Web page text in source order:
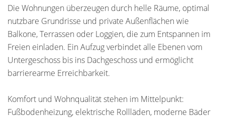
Die Wohnungen überzeugen durch helle Räume, optimal
nutzbare Grundrisse und private Außenflächen wie
Balkone, Terrassen oder Loggien, die zum Entspannen im
Freien einladen. Ein Aufzug verbindet alle Ebenen vom
Untergeschoss bis ins Dachgeschoss und ermöglicht
barrierearme Erreichbarkeit.
Komfort und Wohnqualität stehen im Mittelpunkt:
Fußbodenheizung, elektrische Rollläden, moderne Bäder